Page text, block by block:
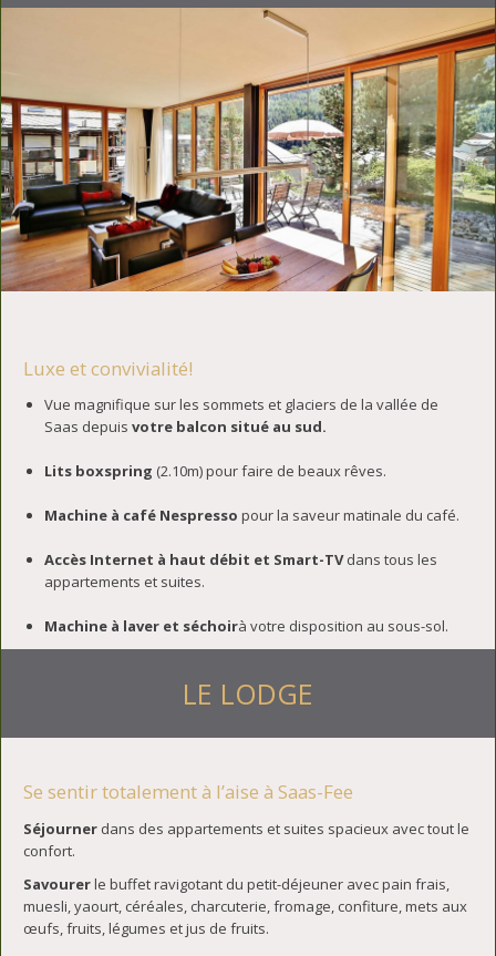
Luxe et convivialité!
Vue magnifique sur les sommets et glaciers de la vallée de
Saas depuisvotre balcon situé au sud.
Lits boxspring (2.10m) pour faire de beaux rêves.
Machine à café Nespressopour la saveur matinale du café.
Accès Internet à haut débit et Smart-TVdans tous les
appartements et suites.
Machine à laver et séchoirà votre disposition au sous-sol.
LE LODGE
Se sentir totalement à l’aise à Saas-Fee
Séjourner dans des appartements et suites spacieux avec tout le
confort.
Savourerle buffet ravigotant du petit-déjeuner avec pain frais,
muesli, yaourt, céréales, charcuterie, fromage, confiture, mets aux
œufs, fruits, légumes et jus de fruits.